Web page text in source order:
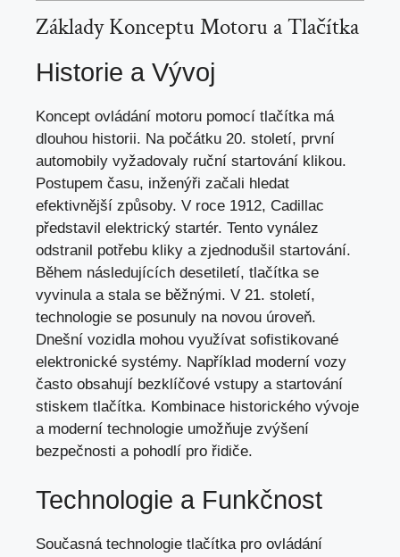
Základy Konceptu Motoru a Tlačítka
Historie a Vývoj
Koncept ovládání motoru pomocí tlačítka má
dlouhou historii. Na počátku 20. století, první
automobily vyžadovaly ruční startování klikou.
Postupem času, inženýři začali hledat
efektivnější způsoby. V roce 1912, Cadillac
představil elektrický startér. Tento vynález
odstranil potřebu kliky a zjednodušil startování.
Během následujících desetiletí, tlačítka se
vyvinula a stala se běžnými. V 21. století,
technologie se posunuly na novou úroveň.
Dnešní vozidla mohou využívat sofistikované
elektronické systémy. Například moderní vozy
často obsahují bezklíčové vstupy a startování
stiskem tlačítka. Kombinace historického vývoje
a moderní technologie umožňuje zvýšení
bezpečnosti a pohodlí pro řidiče.
Technologie a Funkčnost
Současná technologie tlačítka pro ovládání